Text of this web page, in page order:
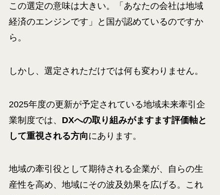
この選定の意味は大きい。「あなたの会社は地域
経済のエンジンです」と国が認めているのですか
ら。
しかし、選定されただけでは何も変わりません。
2025年度の更新が予定されている地域未来牽引企
業制度では、 DXへの取り組みがますます評価軸と
して重視される方向にあります。
地域の牽引役として期待される企業が、自らの生
産性を高め、地域にその波及効果を広げる。これ